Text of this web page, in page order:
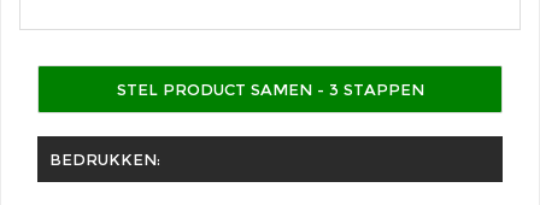
STEL PRODUCT SAMEN - 3 STAPPEN
BEDRUKKEN: